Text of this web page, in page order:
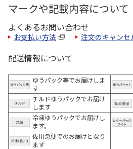
マークや記載内容について
よくあるお問い合わせ
お支払い方法 注文のキャンセ
配送情報について
ゆうパック等でお届けしま
す
チルドゆうパックでお届け
します
冷凍ゆうパックでお届けし
ます。
佐川急便でのお届けとなり
ます